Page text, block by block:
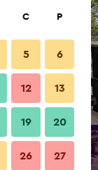
C P
5 6
12 13
19 20
26 27